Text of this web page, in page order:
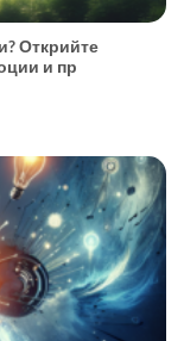
Открийте
и пр